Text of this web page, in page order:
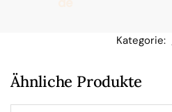
W
Kategorie:
Ähnliche Produkte